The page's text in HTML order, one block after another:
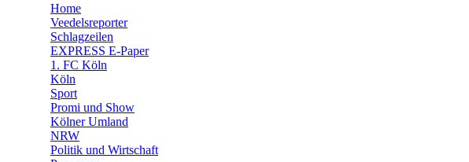
🛒 Shoppingwelt
🧩 Spiele
Home
Veedelsreporter
Schlagzeilen
EXPRESS E-Paper
1. FC Köln
Köln
Sport
Promi und Show
Kölner Umland
NRW
Politik und Wirtschaft